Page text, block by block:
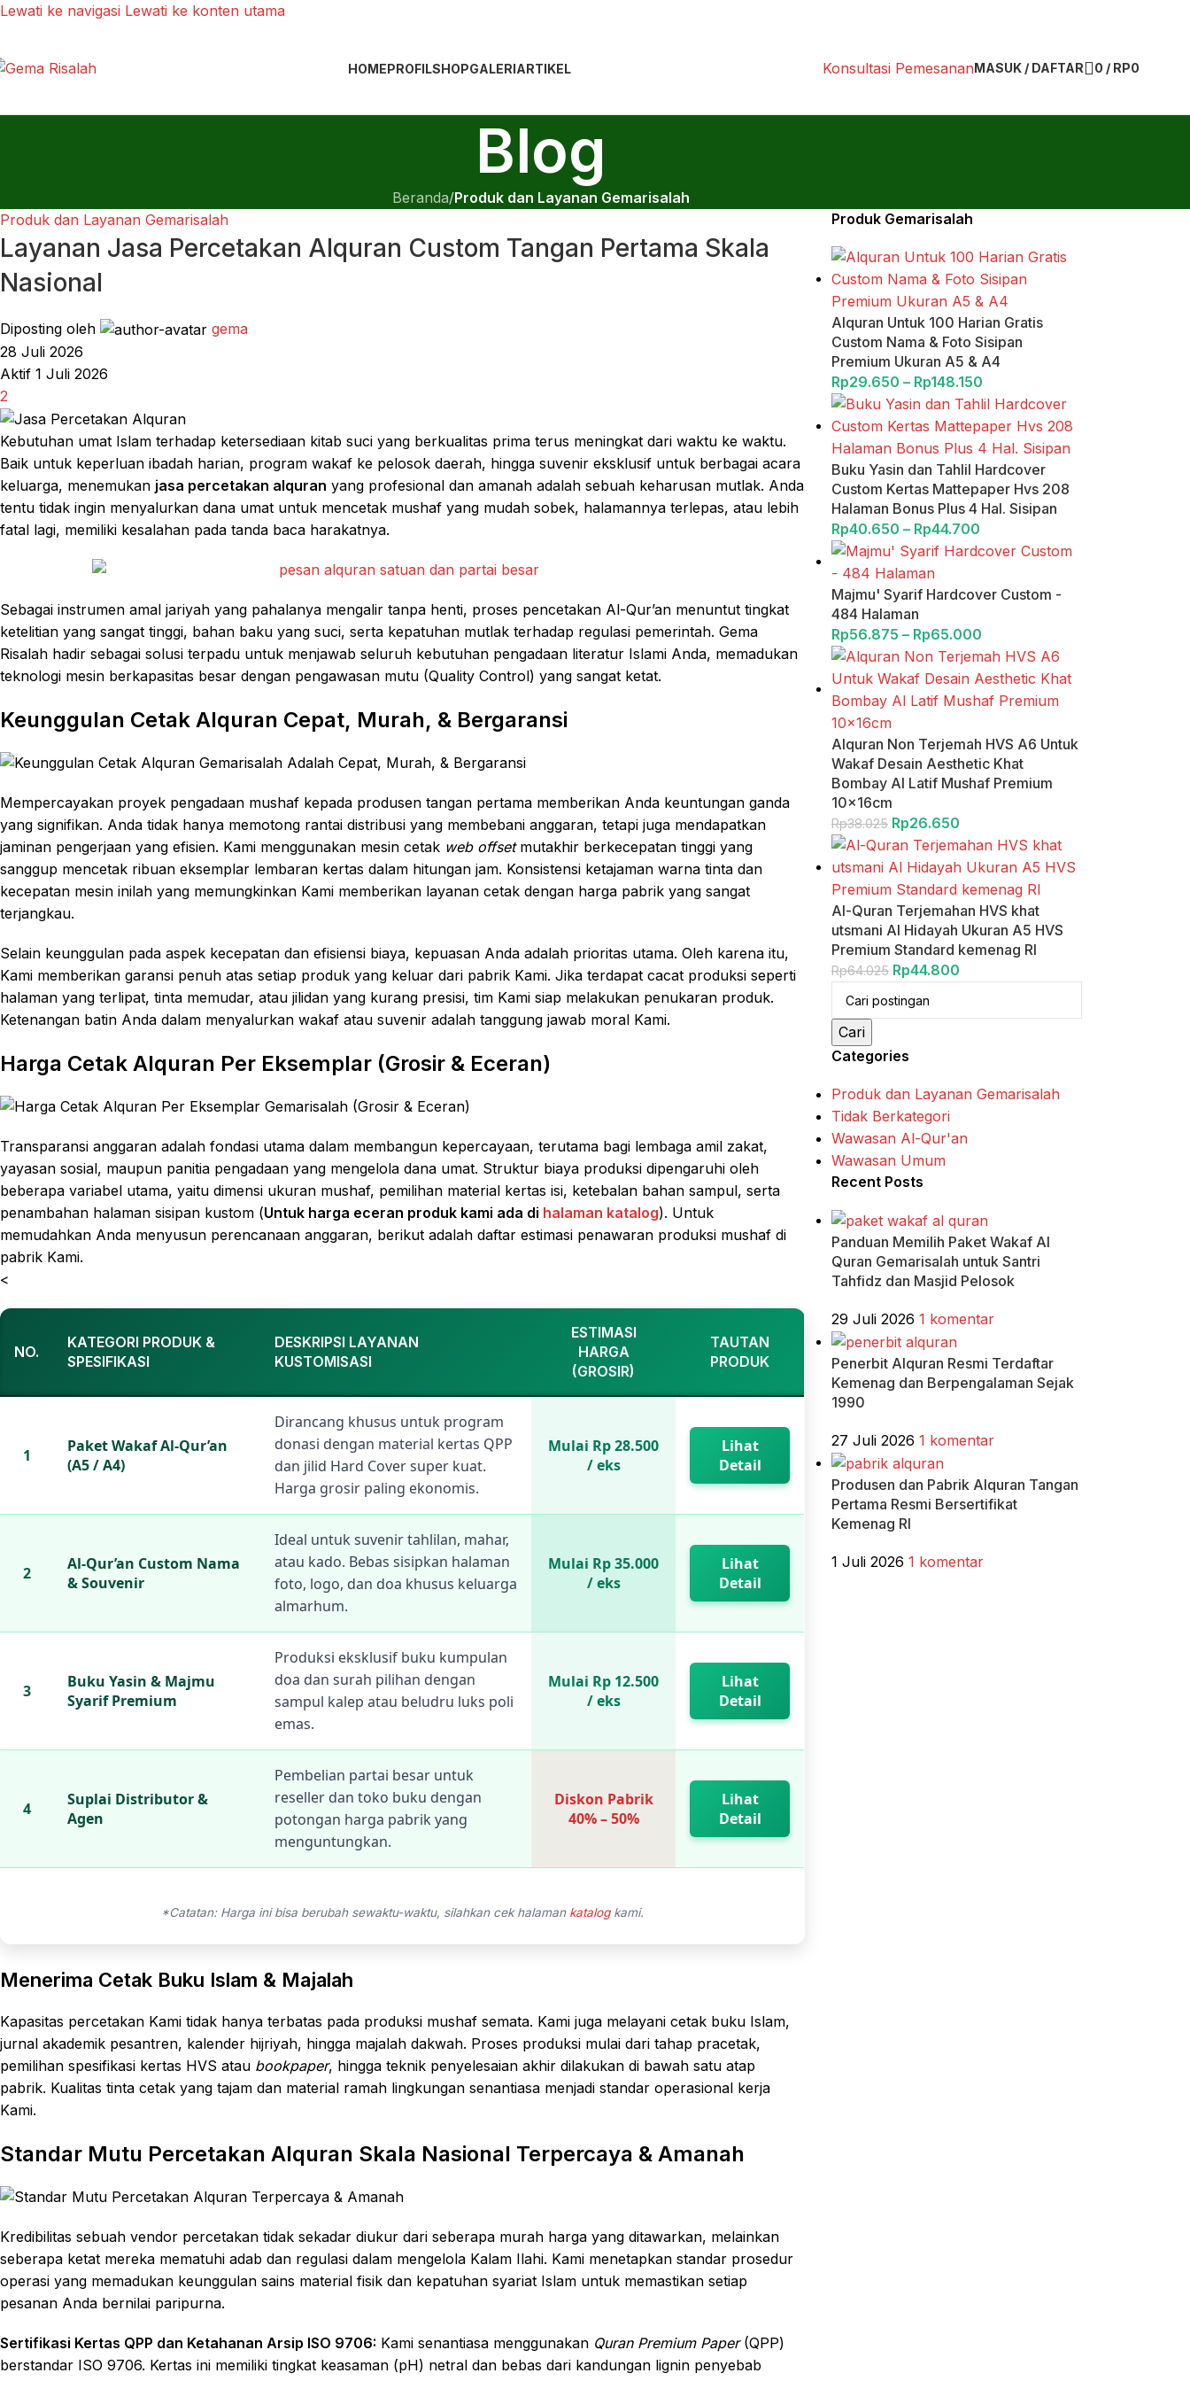
Lewati ke navigasi Lewati ke konten utama
HOMEPROFILSHOPGALERIARTIKEL Konsultasi PemesananMASUK / DAFTAR 0 / RP0
Blog
Beranda/Produk dan Layanan Gemarisalah
Produk dan Layanan Gemarisalah
Layanan Jasa Percetakan Alquran Custom Tangan Pertama Skala
Nasional
Diposting oleh
gema
28 Juli 2026
Aktif 1 Juli 2026
2
Kebutuhan umat Islam terhadap ketersediaan kitab suci yang berkualitas prima terus meningkat dari waktu ke waktu.
Baik untuk keperluan ibadah harian, program wakaf ke pelosok daerah, hingga suvenir eksklusif untuk berbagai acara
keluarga, menemukan jasa percetakan alquran yang profesional dan amanah adalah sebuah keharusan mutlak. Anda
tentu tidak ingin menyalurkan dana umat untuk mencetak mushaf yang mudah sobek, halamannya terlepas, atau lebih
fatal lagi, memiliki kesalahan pada tanda baca harakatnya.
Sebagai instrumen amal jariyah yang pahalanya mengalir tanpa henti, proses pencetakan Al-Qur’an menuntut tingkat
ketelitian yang sangat tinggi, bahan baku yang suci, serta kepatuhan mutlak terhadap regulasi pemerintah. Gema
Risalah hadir sebagai solusi terpadu untuk menjawab seluruh kebutuhan pengadaan literatur Islami Anda, memadukan
teknologi mesin berkapasitas besar dengan pengawasan mutu (Quality Control) yang sangat ketat.
Keunggulan Cetak Alquran Cepat, Murah, & Bergaransi
Mempercayakan proyek pengadaan mushaf kepada produsen tangan pertama memberikan Anda keuntungan ganda
yang signifikan. Anda tidak hanya memotong rantai distribusi yang membebani anggaran, tetapi juga mendapatkan
jaminan pengerjaan yang efisien. Kami menggunakan mesin cetak web offsetmutakhir berkecepatan tinggi yang
sanggup mencetak ribuan eksemplar lembaran kertas dalam hitungan jam. Konsistensi ketajaman warna tinta dan
kecepatan mesin inilah yang memungkinkan Kami memberikan layanan cetak dengan harga pabrik yang sangat
terjangkau.
Selain keunggulan pada aspek kecepatan dan efisiensi biaya, kepuasan Anda adalah prioritas utama. Oleh karena itu,
Kami memberikan garansi penuh atas setiap produk yang keluar dari pabrik Kami. Jika terdapat cacat produksi seperti
halaman yang terlipat, tinta memudar, atau jilidan yang kurang presisi, tim Kami siap melakukan penukaran produk.
Ketenangan batin Anda dalam menyalurkan wakaf atau suvenir adalah tanggung jawab moral Kami.
Harga Cetak Alquran Per Eksemplar (Grosir & Eceran)
Transparansi anggaran adalah fondasi utama dalam membangun kepercayaan, terutama bagi lembaga amil zakat,
yayasan sosial, maupun panitia pengadaan yang mengelola dana umat. Struktur biaya produksi dipengaruhi oleh
beberapa variabel utama, yaitu dimensi ukuran mushaf, pemilihan material kertas isi, ketebalan bahan sampul, serta
penambahan halaman sisipan kustom (Untuk harga eceran produk kami ada di halaman katalog). Untuk
memudahkan Anda menyusun perencanaan anggaran, berikut adalah daftar estimasi penawaran produksi mushaf di
pabrik Kami.
<
NO.
KATEGORI PRODUK &
SPESIFIKASI
DESKRIPSI LAYANAN
KUSTOMISASI
ESTIMASI
HARGA
(GROSIR)
TAUTAN
PRODUK
1
Paket Wakaf Al-Qur’an
(A5 / A4)
Dirancang khusus untuk program
donasi dengan material kertas QPP
dan jilid Hard Cover super kuat.
Harga grosir paling ekonomis.
Mulai Rp 28.500
/ eks
Lihat
Detail
2
Al-Qur’an Custom Nama
& Souvenir
Ideal untuk suvenir tahlilan, mahar,
atau kado. Bebas sisipkan halaman
foto, logo, dan doa khusus keluarga
almarhum.
Mulai Rp 35.000
/ eks
Lihat
Detail
3
Buku Yasin & Majmu
Syarif Premium
Produksi eksklusif buku kumpulan
doa dan surah pilihan dengan
sampul kalep atau beludru luks poli
emas.
Mulai Rp 12.500
/ eks
Lihat
Detail
4
Suplai Distributor &
Agen
Pembelian partai besar untuk
reseller dan toko buku dengan
potongan harga pabrik yang
menguntungkan.
Diskon Pabrik
40% – 50%
Lihat
Detail
*Catatan: Harga ini bisa berubah sewaktu-waktu, silahkan cek halaman katalogkami.
Menerima Cetak Buku Islam & Majalah
Kapasitas percetakan Kami tidak hanya terbatas pada produksi mushaf semata. Kami juga melayani cetak buku Islam,
jurnal akademik pesantren, kalender hijriyah, hingga majalah dakwah. Proses produksi mulai dari tahap pracetak,
pemilihan spesifikasi kertas HVS atau bookpaper, hingga teknik penyelesaian akhir dilakukan di bawah satu atap
pabrik. Kualitas tinta cetak yang tajam dan material ramah lingkungan senantiasa menjadi standar operasional kerja
Kami.
Standar Mutu Percetakan Alquran Skala Nasional Terpercaya & Amanah
Kredibilitas sebuah vendor percetakan tidak sekadar diukur dari seberapa murah harga yang ditawarkan, melainkan
seberapa ketat mereka mematuhi adab dan regulasi dalam mengelola Kalam Ilahi. Kami menetapkan standar prosedur
operasi yang memadukan keunggulan sains material fisik dan kepatuhan syariat Islam untuk memastikan setiap
pesanan Anda bernilai paripurna.
Sertifikasi Kertas QPP dan Ketahanan Arsip ISO 9706: Kami senantiasa menggunakan Quran Premium Paper(QPP)
berstandar ISO 9706. Kertas ini memiliki tingkat keasaman (pH) netral dan bebas dari kandungan lignin penyebab
Produk Gemarisalah
Alquran Untuk 100 Harian Gratis
Custom Nama & Foto Sisipan
Premium Ukuran A5 & A4
Rp29.650 – Rp148.150
Buku Yasin dan Tahlil Hardcover
Custom Kertas Mattepaper Hvs 208
Halaman Bonus Plus 4 Hal. Sisipan
Rp40.650 – Rp44.700
Majmu' Syarif Hardcover Custom -
484 Halaman
Rp56.875 – Rp65.000
Alquran Non Terjemah HVS A6 Untuk
Wakaf Desain Aesthetic Khat
Bombay Al Latif Mushaf Premium
10x16cm
Rp38.025 Rp26.650
Al-Quran Terjemahan HVS khat
utsmani Al Hidayah Ukuran A5 HVS
Premium Standard kemenag RI
Rp64.025 Rp44.800
Cari
Categories
Produk dan Layanan Gemarisalah
Tidak Berkategori
Wawasan Al-Qur'an
Wawasan Umum
Recent Posts
Panduan Memilih Paket Wakaf Al
Quran Gemarisalah untuk Santri
Tahfidz dan Masjid Pelosok
29 Juli 2026 1 komentar
Penerbit Alquran Resmi Terdaftar
Kemenag dan Berpengalaman Sejak
1990
27 Juli 2026 1 komentar
Produsen dan Pabrik Alquran Tangan
Pertama Resmi Bersertifikat
Kemenag RI
1 Juli 2026 1 komentar